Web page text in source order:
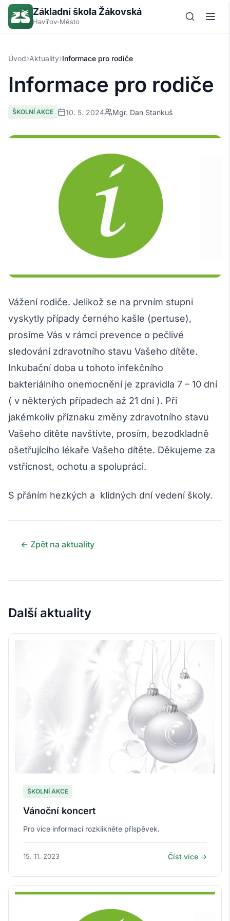
Základní škola Žákovská
Havířov-Město
Úvod›Aktuality›Informace pro rodiče
Informace pro rodiče
ŠKOLNÍ AKCE 10. 5. 2024 Mgr. Dan Stankuš
Vážení rodiče. Jelikož se na prvním stupni
vyskytly případy černého kašle (pertuse),
prosíme Vás v rámci prevence o pečlivé
sledování zdravotního stavu Vašeho dítěte.
Inkubační doba u tohoto infekčního
bakteriálního onemocnění je zpravidla 7 – 10 dní
( v některých případech až 21 dní ). Při
jakémkoliv příznaku změny zdravotního stavu
Vašeho dítěte navštivte, prosím, bezodkladně
ošetřujícího lékaře Vašeho dítěte. Děkujeme za
vstřícnost, ochotu a spolupráci.
S přáním hezkých a klidných dní vedení školy.
← Zpět na aktuality
Další aktuality
ŠKOLNÍ AKCE
Vánoční koncert
Pro více informací rozklikněte příspěvek.
15. 11. 2023 Číst více →